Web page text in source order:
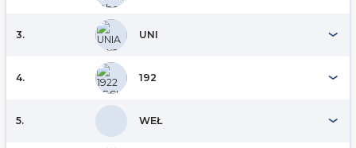
3. UNI
4. 192
5. WEŁ